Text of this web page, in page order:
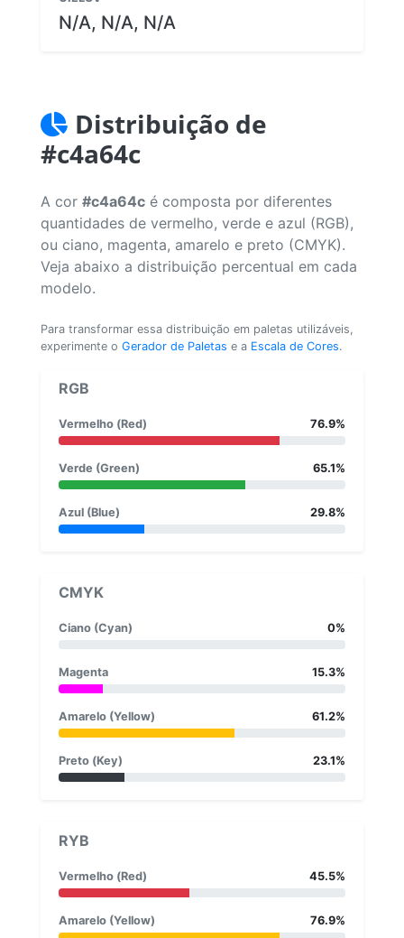
N/A, N/A, N/A
Distribuição de
#c4a64c
A cor #c4a64c é composta por diferentes
quantidades de vermelho, verde e azul (RGB),
ou ciano, magenta, amarelo e preto (CMYK).
Veja abaixo a distribuição percentual em cada
modelo.
Para transformar essa distribuição em paletas utilizáveis,
experimente o Gerador de Paletas e a Escala de Cores.
RGB
Vermelho (Red) 76.9%
Verde (Green) 65.1%
Azul (Blue) 29.8%
CMYK
Ciano (Cyan) 0%
Magenta 15.3%
Amarelo (Yellow) 61.2%
Preto (Key) 23.1%
RYB
Vermelho (Red) 45.5%
Amarelo (Yellow) 76.9%